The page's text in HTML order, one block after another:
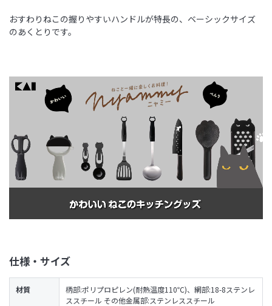
おすわりねこの握りやすいハンドルが特長の、ベーシックサイズ
のあくとりです。
仕様・サイズ
材質
柄部:ポリプロピレン(耐熱温度110℃)、網部:18-8ステンレ
ススチール その他金属部:ステンレススチール